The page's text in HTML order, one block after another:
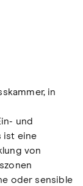
in
und
ist eine
von
oder sensible